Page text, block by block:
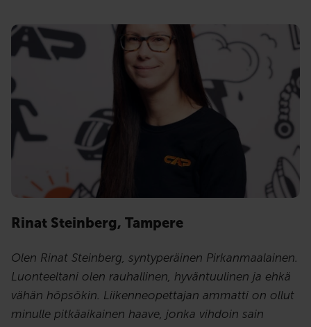
Rinat Steinberg, Tampere
Olen Rinat Steinberg, syntyperäinen Pirkanmaalainen.
Luonteeltani olen rauhallinen, hyväntuulinen ja ehkä
vähän höpsökin. Liikenneopettajan ammatti on ollut
minulle pitkäaikainen haave, jonka vihdoin sain